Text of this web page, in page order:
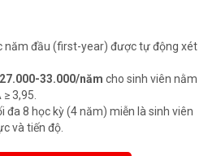
năm đầu (first-year) được tự động xét
33.000/năm cho sinh viên nằm
3,95.
đa 8 học kỳ (4 năm) miễn là sinh viên
và tiến độ.